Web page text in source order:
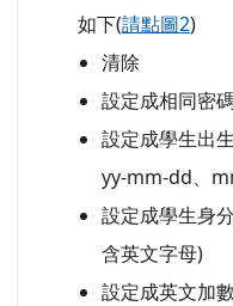
如下(請點圖2)
清除
設定成相同密
設定成學生出
yy-mm-dd、
設定成學生身
含英文字母)
設定成英文加